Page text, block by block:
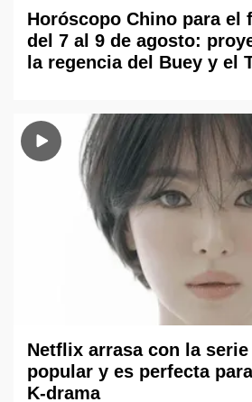
Horóscopo Chino para el
del 7 al 9 de agosto:
la regencia del Buey y el
Netflix arrasa con la
popular y es perfecta
K-drama